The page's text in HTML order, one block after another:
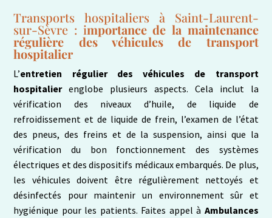
Transports hospitaliers à Saint-Laurent-
sur-Sèvre : importance de la maintenance
régulière des véhicules de transport
hospitalier
L’entretien régulier des véhicules de transport
hospitalier englobe plusieurs aspects. Cela inclut la
vérification des niveaux d’huile, de liquide de
refroidissement et de liquide de frein, l’examen de l’état
des pneus, des freins et de la suspension, ainsi que la
vérification du bon fonctionnement des systèmes
électriques et des dispositifs médicaux embarqués. De plus,
les véhicules doivent être régulièrement nettoyés et
désinfectés pour maintenir un environnement sûr et
hygiénique pour les patients. Faites appel à Ambulances